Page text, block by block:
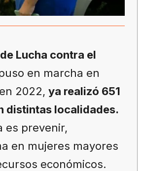
Lucha contra el
en marcha en
2022, ya realizó 651
distintas localidades.
es prevenir,
en mujeres mayores
económicos.